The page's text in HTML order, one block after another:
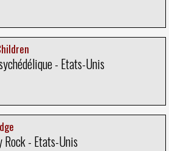
- Etats-Unis
Rock - Etats-Unis